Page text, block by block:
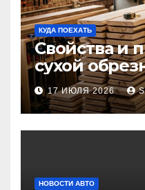
КУДА ПОЕХАТЬ
Свойства и
сухой
доски в
17 ИЮЛЯ 2026
НОВОСТИ АВТО